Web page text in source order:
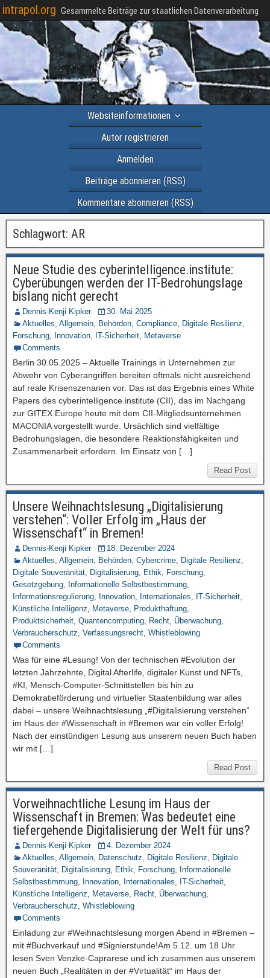
intrapol.org Gesammelte Beiträge zur staatlichen Datenverarbeitung
Websiteinformationen
Autor registrieren
Anmelden
Beiträge abonnieren (RSS)
Kommentare abonnieren (RSS)
Schlagwort: AR
Neue Studie des cyberintelligence.institute:
Cyberübungen werden der IT-Bedrohungslage
bislang nicht gerecht
Dennis-Kenji Kipker
30. Mai 2025
Aktuelles, Allgemein, Behörden, Compliance, Digitale Resilienz,
Forschung, Innovation, IT-Sicherheit, Metaverse
Comments
Berlin 30.05.2025 – Aktuelle Trainings in Unternehmen zur
Abwehr von Cyberangriffen bereiten oftmals nicht ausreichend
auf reale Krisenszenarien vor. Das ist das Ergebnis eines White
Papers des cyberintelligence.institute (CII), das im Nachgang
zur GITEX Europe heute mit dem CII-Mitgliedsunternehmen
MACONIA vorgestellt wurde. Ursächlich sind vielfältige
Bedrohungslagen, die besondere Reaktionsfähigkeiten und
Zusammenarbeit erfordern. Im Einsatz von […]
Read Post
Unsere Weihnachtslesung „Digitalisierung
verstehen“: Voller Erfolg im „Haus der
Wissenschaft“ in Bremen!
Dennis-Kenji Kipker
18. Dezember 2024
Aktuelles, Allgemein, Behörden, Cybercrime, Digitale Resilienz,
Digitale Souveränität, Digitalisierung, Ethik, Forschung,
Gesetzgebung, Informationelle Selbstbestimmung,
Informationsregulierung, Innovation, Internationales, IT-Sicherheit,
Künstliche Intelligenz, Metaverse, Produkthaftung,
Produktsicherheit, Quantencomputing, Recht, Überwachung,
Verbraucherschutz, Verfassungsrecht, Whistleblowing
Comments
Was für eine #Lesung! Von der technischen #Evolution der
letzten Jahrzehnte, Digital Afterlife, digitaler Kunst und NFTs,
#KI, Mensch-Computer-Schnittstellen bis hin zu
Demokratieförderung und virtueller Staatenbildung war alles
dabei – unsere Weihnachtslesung „#Digitalisierung verstehen“
im Haus der #Wissenschaft in #Bremen war ein voller Erfolg!
Nach der einstündigen Lesung aus unserem neuen Buch haben
wir mit […]
Read Post
Vorweihnachtliche Lesung im Haus der
Wissenschaft in Bremen: Was bedeutet eine
tiefergehende Digitalisierung der Welt für uns?
Dennis-Kenji Kipker
4. Dezember 2024
Aktuelles, Allgemein, Datenschutz, Digitale Resilienz, Digitale
Souveränität, Digitalisierung, Ethik, Forschung, Informationelle
Selbstbestimmung, Innovation, Internationales, IT-Sicherheit,
Künstliche Intelligenz, Metaverse, Recht, Überwachung,
Verbraucherschutz, Whistleblowing
Comments
Einladung zur #Weihnachtslesung morgen Abend in #Bremen –
mit #Buchverkauf und #Signierstunde!Am 5.12. um 18 Uhr
lesen Sven Venzke-Caprarese und ich zusammen aus unserem
neuen Buch „Realitäten in der #Virtualität“ im Haus der